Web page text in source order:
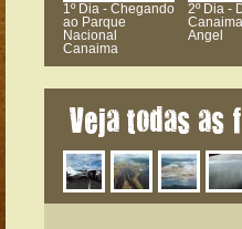
1º Dia - Chegando
ao Parque
Nacional
Canaima
2º Dia -
Angel
Veja todas as